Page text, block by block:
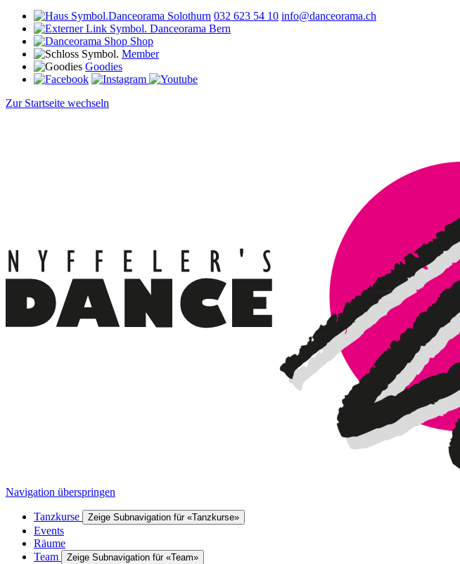
Danceorama Solothurn 032 623 54 10 info@danceorama.ch
Danceorama Bern
Shop
Member
Goodies
Zur Startseite wechseln
Navigation überspringen
Tanzkurse Zeige Subnavigation für «Tanzkurse»
Events
Räume
Team
Zeige Subnavigation für «Team»